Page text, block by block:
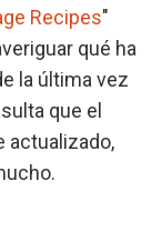
Recipes"
qué ha
la última vez
que el
actualizado,